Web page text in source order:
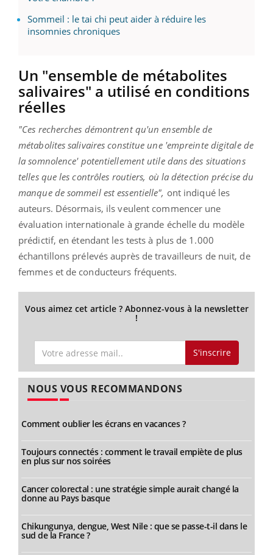
Sommeil : le tai chi peut aider à réduire les
insomnies chroniques
Un "ensemble de métabolites
salivaires" a utilisé en conditions
réelles
"Ces recherches démontrent qu'un ensemble de
métabolites salivaires constitue une 'empreinte digitale de
la somnolence' potentiellement utile dans des situations
telles que les contrôles routiers, où la détection précise du
manque de sommeil est essentielle", ont indiqué les
auteurs. Désormais, ils veulent commencer une
évaluation internationale à grande échelle du modèle
prédictif, en étendant les tests à plus de 1.000
échantillons prélevés auprès de travailleurs de nuit, de
femmes et de conducteurs fréquents.
Vous aimez cet article ? Abonnez-vous à la newsletter
!
S'inscrire
NOUS VOUS RECOMMANDONS
Comment oublier les écrans en vacances ?
Toujours connectés : comment le travail empiète de plus
en plus sur nos soirées
Cancer colorectal : une stratégie simple aurait changé la
donne au Pays basque
Chikungunya, dengue, West Nile : que se passe-t-il dans le
sud de la France ?